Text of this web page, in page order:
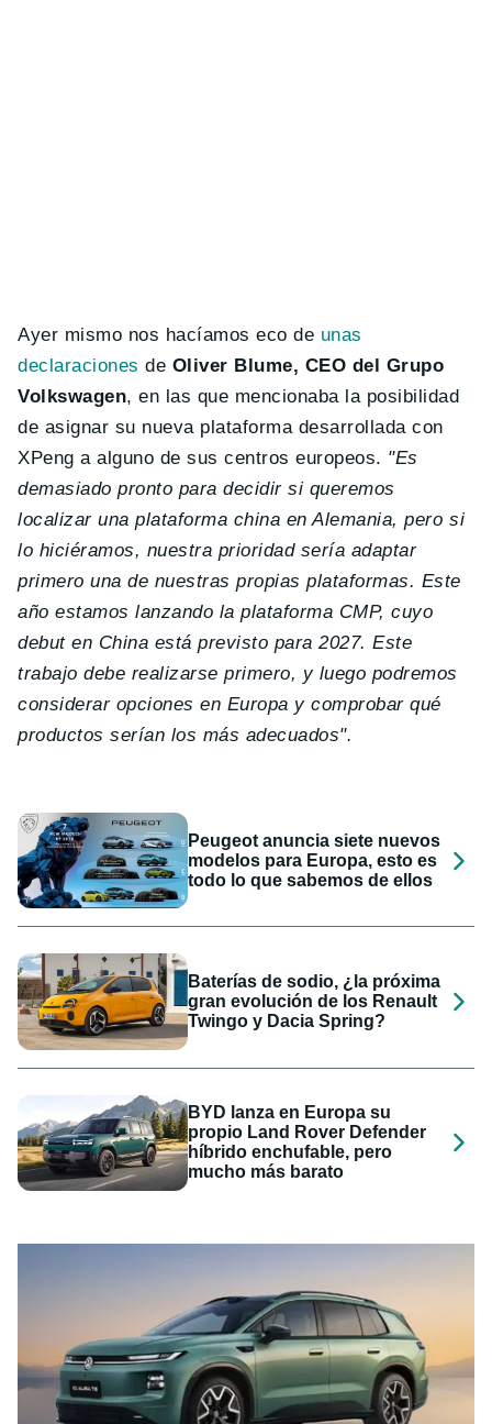
Ayer mismo nos hacíamos eco de unas
declaraciones de Oliver Blume, CEO del Grupo
Volkswagen, en las que mencionaba la posibilidad
de asignar su nueva plataforma desarrollada con
XPeng a alguno de sus centros europeos. "Es
demasiado pronto para decidir si queremos
localizar una plataforma china en Alemania, pero si
lo hiciéramos, nuestra prioridad sería adaptar
primero una de nuestras propias plataformas. Este
año estamos lanzando la plataforma CMP, cuyo
debut en China está previsto para 2027. Este
trabajo debe realizarse primero, y luego podremos
considerar opciones en Europa y comprobar qué
productos serían los más adecuados".
Peugeot anuncia siete nuevos
modelos para Europa, esto es
todo lo que sabemos de ellos
Baterías de sodio, ¿la próxima
gran evolución de los Renault
Twingo y Dacia Spring?
BYD lanza en Europa su
propio Land Rover Defender
híbrido enchufable, pero
mucho más barato